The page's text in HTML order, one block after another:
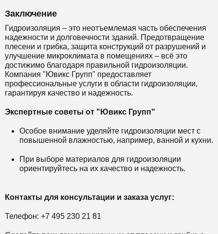
Заключение
Гидроизоляция – это неотъемлемая часть обеспечения
надежности и долговечности зданий. Предотвращение
плесени и грибка, защита конструкций от разрушений и
улучшение микроклимата в помещениях – всё это
достижимо благодаря правильной гидроизоляции.
Компания "Ювикс Групп" предоставляет
профессиональные услуги в области гидроизоляции,
гарантируя качество и надежность.
Экспертные советы от "Ювикс Групп"
Особое внимание уделяйте гидроизоляции мест с
повышенной влажностью, например, ванной и кухни.
При выборе материалов для гидроизоляции
ориентируйтесь на их качество и надежность.
Контакты для консультации и заказа услуг:
Телефон: +7 495 230 21 81